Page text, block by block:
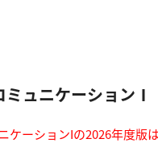
ミュニケーションⅠ
ケーションIの2026年度版